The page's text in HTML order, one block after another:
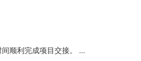
利完成项目交接。 ...